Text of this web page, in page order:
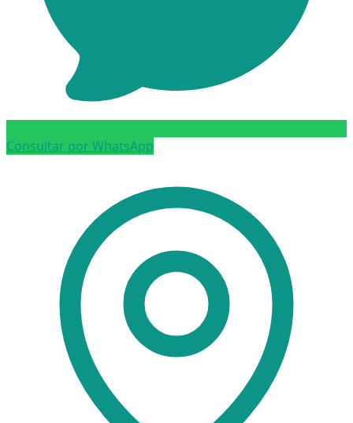
Consultar por WhatsApp